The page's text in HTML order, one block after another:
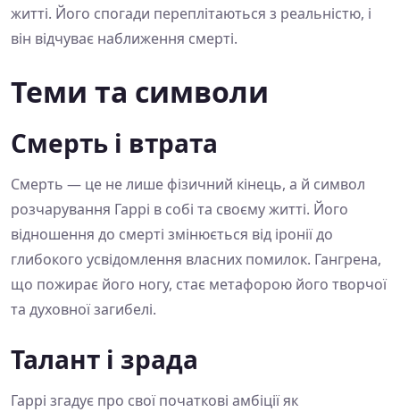
житті. Його спогади переплітаються з реальністю, і
він відчуває наближення смерті.
Теми та символи
Смерть і втрата
Смерть — це не лише фізичний кінець, а й символ
розчарування Гаррі в собі та своєму житті. Його
відношення до смерті змінюється від іронії до
глибокого усвідомлення власних помилок. Гангрена,
що пожирає його ногу, стає метафорою його творчої
та духовної загибелі.
Талант і зрада
Гаррі згадує про свої початкові амбіції як